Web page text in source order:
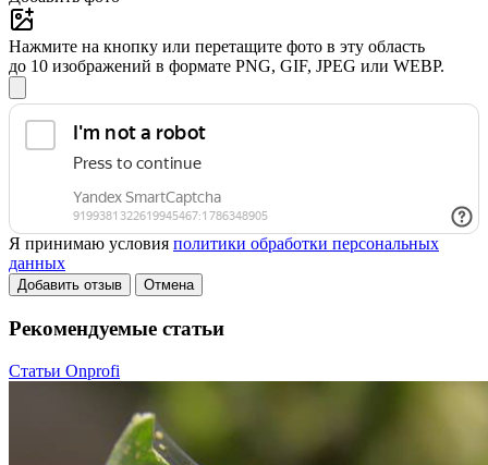
Нажмите на кнопку или перетащите фото в эту область
до 10 изображений в формате PNG, GIF, JPEG или WEBP.
Я принимаю условия политики обработки персональных
данных
Добавить отзыв Отмена
Рекомендуемые статьи
Статьи Onprofi